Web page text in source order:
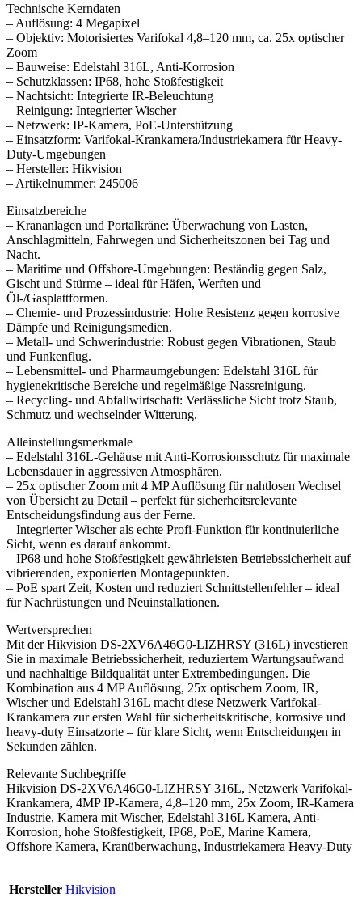
Technische Kerndaten
– Auflösung: 4 Megapixel
– Objektiv: Motorisiertes Varifokal 4,8–120 mm, ca. 25x optischer
Zoom
– Bauweise: Edelstahl 316L, Anti-Korrosion
– Schutzklassen: IP68, hohe Stoßfestigkeit
– Nachtsicht: Integrierte IR-Beleuchtung
– Reinigung: Integrierter Wischer
– Netzwerk: IP-Kamera, PoE-Unterstützung
– Einsatzform: Varifokal-Krankamera/Industriekamera für Heavy-
Duty-Umgebungen
– Hersteller: Hikvision
– Artikelnummer: 245006
Einsatzbereiche
– Krananlagen und Portalkräne: Überwachung von Lasten,
Anschlagmitteln, Fahrwegen und Sicherheitszonen bei Tag und
Nacht.
– Maritime und Offshore-Umgebungen: Beständig gegen Salz,
Gischt und Stürme – ideal für Häfen, Werften und
Öl-/Gasplattformen.
– Chemie- und Prozessindustrie: Hohe Resistenz gegen korrosive
Dämpfe und Reinigungsmedien.
– Metall- und Schwerindustrie: Robust gegen Vibrationen, Staub
und Funkenflug.
– Lebensmittel- und Pharmaumgebungen: Edelstahl 316L für
hygienekritische Bereiche und regelmäßige Nassreinigung.
– Recycling- und Abfallwirtschaft: Verlässliche Sicht trotz Staub,
Schmutz und wechselnder Witterung.
Alleinstellungsmerkmale
– Edelstahl 316L-Gehäuse mit Anti-Korrosionsschutz für maximale
Lebensdauer in aggressiven Atmosphären.
– 25x optischer Zoom mit 4 MP Auflösung für nahtlosen Wechsel
von Übersicht zu Detail – perfekt für sicherheitsrelevante
Entscheidungsfindung aus der Ferne.
– Integrierter Wischer als echte Profi-Funktion für kontinuierliche
Sicht, wenn es darauf ankommt.
– IP68 und hohe Stoßfestigkeit gewährleisten Betriebssicherheit auf
vibrierenden, exponierten Montagepunkten.
– PoE spart Zeit, Kosten und reduziert Schnittstellenfehler – ideal
für Nachrüstungen und Neuinstallationen.
Wertversprechen
Mit der Hikvision DS-2XV6A46G0-LIZHRSY (316L) investieren
Sie in maximale Betriebssicherheit, reduziertem Wartungsaufwand
und nachhaltige Bildqualität unter Extrembedingungen. Die
Kombination aus 4 MP Auflösung, 25x optischem Zoom, IR,
Wischer und Edelstahl 316L macht diese Netzwerk Varifokal-
Krankamera zur ersten Wahl für sicherheitskritische, korrosive und
heavy-duty Einsatzorte – für klare Sicht, wenn Entscheidungen in
Sekunden zählen.
Relevante Suchbegriffe
Hikvision DS-2XV6A46G0-LIZHRSY 316L, Netzwerk Varifokal-
Krankamera, 4MP IP-Kamera, 4,8–120 mm, 25x Zoom, IR-Kamera
Industrie, Kamera mit Wischer, Edelstahl 316L Kamera, Anti-
Korrosion, hohe Stoßfestigkeit, IP68, PoE, Marine Kamera,
Offshore Kamera, Kranüberwachung, Industriekamera Heavy-Duty
Hersteller Hikvision